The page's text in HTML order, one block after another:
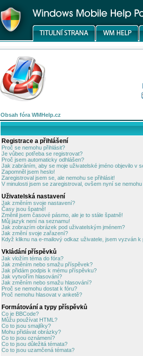
Obsah fóra WMHelp.cz
Registrace a přihlášení
Proč se nemohu přihlásit?
Je vůbec potřeba se registrovat?
Proč jsem automaticky odhlášen?
Jak zabráním, aby se moje uživatelské jméno objevilo v
Zapomněl jsem heslo!
Zaregistroval jsem se, ale nemohu se přihlásit!
V minulosti jsem se zaregistroval, ovšem nyní se nemohu
Uživatelská nastavení
Jak změním svoje nastavení?
Časy jsou špatně!
Změnil jsem časové pásmo, ale je to stále špatně!
Můj jazyk není na seznamu!
Jak zobrazím obrázek pod uživatelským jménem?
Jak změní svoje zařazení?
Když kliknu na e-mailový odkaz uživatele, jsem vyzván k
Vkládání příspěvků
Jak vložím téma do fóra?
Jak změním nebo smažu příspěvek?
Jak přidám podpis k mému příspěvku?
Jak vytvořím hlasování?
Jak změním nebo smažu hlasování?
Proč se nemohu dostat k fóru?
Proč nemohu hlasovat v anketě?
Formátování a typy příspěvků
Co je BBCode?
Můžu používat HTML?
Co to jsou smajlíky?
Mohu přidávat obrázky?
Co to jsou oznámení?
Co to jsou důležitá témata?
Co to jsou uzamčená témata?